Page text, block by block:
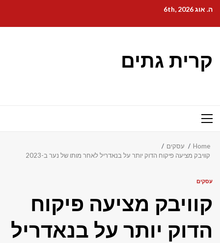
content
ה. אוג 6th, 2026
קרית גתים
Primary
Home
עסקים
קוויבק מציעה פיקוח הדוק יותר על בנאדריל לאחר מותו של נער ב-2023
עסקים
קוויבק מציעה פיקוח
הדוק יותר על בנאדריל